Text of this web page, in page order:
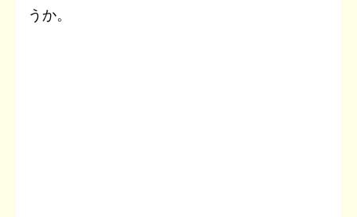
うか。